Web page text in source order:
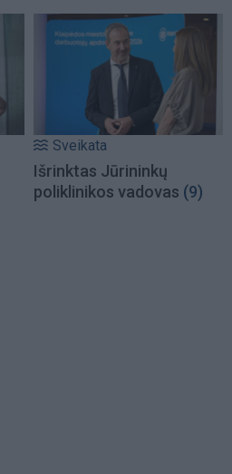
Sveikata
Išrinktas Jūrininkų
poliklinikos vadovas (9)